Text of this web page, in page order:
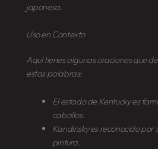
japonesa.
Uso en Contexto
Aquí tienes algunas oraciones que
estas palabras:
El estado deKentuckyes
caballos.
Kandinskyes reconocido por
pintura.